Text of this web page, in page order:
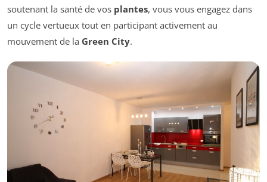
soutenant la santé de vos plantes, vous vous engagez dans
un cycle vertueux tout en participant activement au
mouvement de la Green City.